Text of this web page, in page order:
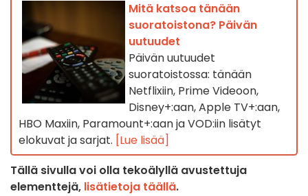
Mitä katsoa tänään
suoratoistona? Päivän
uutuudet
Päivän uutuudet
suoratoistossa: tänään
Netflixiin, Prime Videoon,
Disney+:aan, Apple TV+:aan,
HBO Maxiin, Paramount+:aan ja VOD:iin lisätyt
elokuvat ja sarjat. [Lue lisää]
Tällä sivulla voi olla tekoälyllä avustettuja
elementtejä, lisätietoja täällä.